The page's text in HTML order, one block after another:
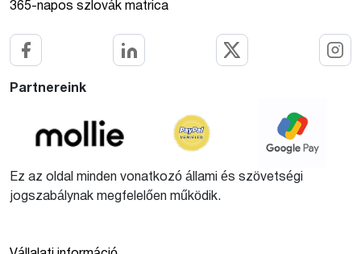
365-napos szlovák matrica
Partnereink
Ez az oldal minden vonatkozó állami és szövetségi
jogszabálynak megfelelően működik.